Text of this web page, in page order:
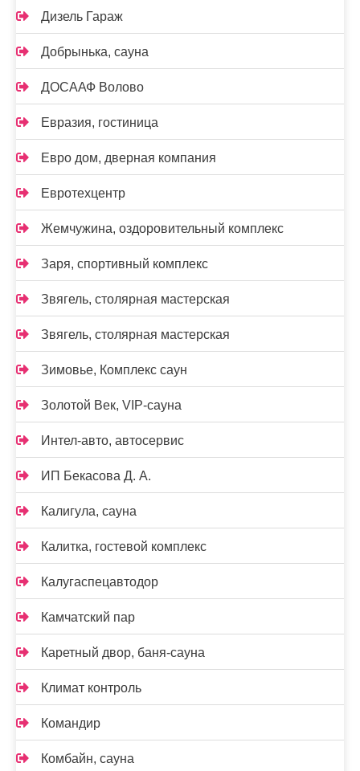
Дизель Гараж
Добрынька, сауна
ДОСААФ Волово
Евразия, гостиница
Евро дом, дверная компания
Евротехцентр
Жемчужина, оздоровительный комплекс
Заря, спортивный комплекс
Звягель, столярная мастерская
Звягель, столярная мастерская
Зимовье, Комплекс саун
Золотой Век, VIP-сауна
Интел-авто, автосервис
ИП Бекасова Д. А.
Калигула, сауна
Калитка, гостевой комплекс
Калугаспецавтодор
Камчатский пар
Каретный двор, баня-сауна
Климат контроль
Командир
Комбайн, сауна